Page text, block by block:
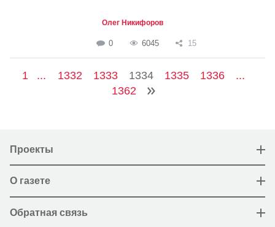
Олег Никифоров
0 6045 15
1 ... 1332 1333 1334 1335 1336
...
1362
Проекты
О газете
Обратная связь